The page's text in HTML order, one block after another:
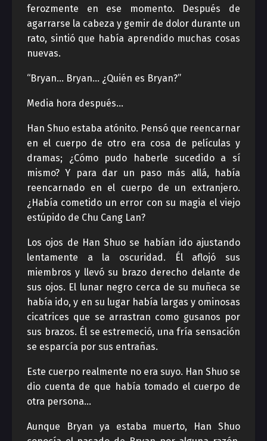
ferozmente en ese momento. Después de
agarrarse la cabeza y gemir de dolor durante un
rato, sintió que había aprendido muchas cosas
nuevas.
“Bryan… Bryan… ¿Quién es Bryan?”
Media hora después…
Han Shuo estaba atónito. Pensó que reencarnar
en el cuerpo de otro era cosa de películas y
dramas; ¿Cómo pudo haberle sucedido a sí
mismo? Y para dar un paso más allá, había
reencarnado en el cuerpo de un extranjero.
¿Había cometido un error con su magia el viejo
estúpido de Chu Cang Lan?
Los ojos de Han Shuo se habían ido ajustando
lentamente a la oscuridad. Él aflojó sus
miembros y llevó su brazo derecho delante de
sus ojos. El lunar negro cerca de su muñeca se
había ido, y en su lugar había largas y ominosas
cicatrices que se arrastran como gusanos por
sus brazos. Él se estremeció, una fría sensación
se esparcía por sus entrañas.
Este cuerpo realmente no era suyo. Han Shuo se
dio cuenta de que había tomado el cuerpo de
otra persona…
Aunque Bryan ya estaba muerto, Han Shuo